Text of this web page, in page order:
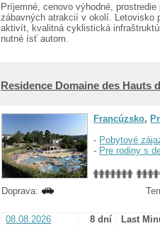
Príjemné, cenovo výhodné,
zábavných atrakcií v okolí. Letovisko
aktivít, kvalitná cyklistická
nutné ísť autom.
Residence Domaine des Hauts
Francúzsko,
- Pobytové
- Pre rodiny s
Doprava:
08.08.2026 8 dní Last